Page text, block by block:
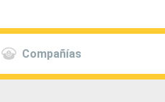
Compañías